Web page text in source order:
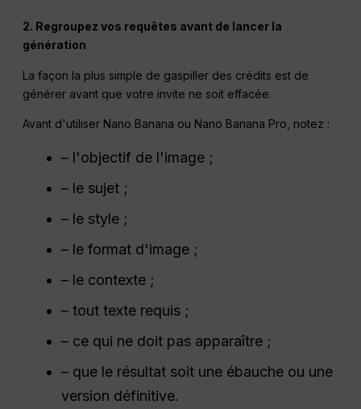
2. Regroupez vos requêtes avant de lancer la
génération
La façon la plus simple de gaspiller des crédits est de
générer avant que votre invite ne soit effacée.
Avant d'utiliser Nano Banana ou Nano Banana Pro, notez :
– l'objectif de l'image ;
– le sujet ;
– le style ;
– le format d'image ;
– le contexte ;
– tout texte requis ;
– ce qui ne doit pas apparaître ;
– que le résultat soit une ébauche ou une
version définitive.